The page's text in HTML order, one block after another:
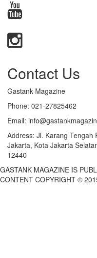
Contact Us
Gastank Magazine
Phone: 021-27825462
Email:
Address: Jl. Karang Tengah
Jakarta, Kota Jakarta
12440
GASTANK MAGAZINE IS
CONTENT COPYRIGHT ©